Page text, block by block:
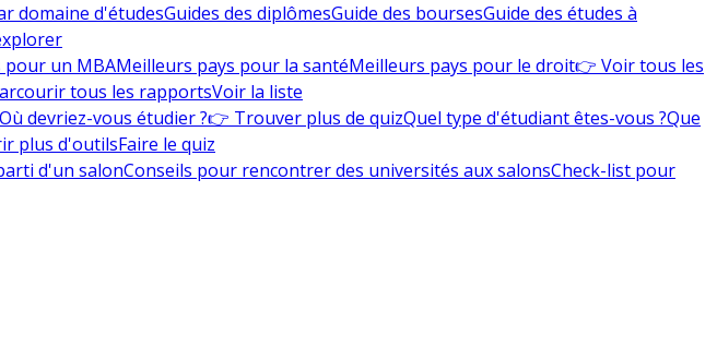
domaine d'étudesGuides des diplômesGuide des boursesGuide des études à
pour un MBAMeilleurs pays pour la santéMeilleurs pays pour le droit👉 Voir tous les
tous les rapportsVoir la liste
Où devriez-vous étudier ?👉 Trouver plus de quizQuel type d'étudiant êtes-vous ?Que
plus d'outilsFaire le quiz
d'un salonConseils pour rencontrer des universités aux salonsCheck-list pour